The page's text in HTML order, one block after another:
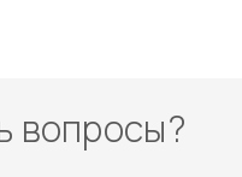
вопросы?